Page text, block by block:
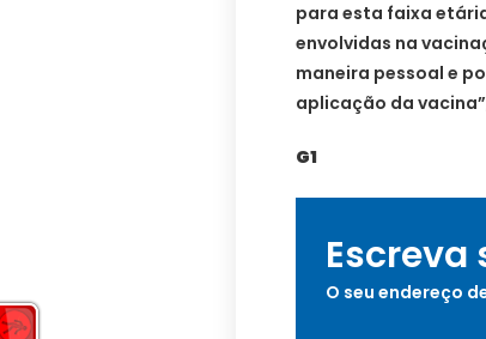
para esta faixa
envolvidas na
maneira pessoal e
aplicação da
G1
Escreva
O seu endereço